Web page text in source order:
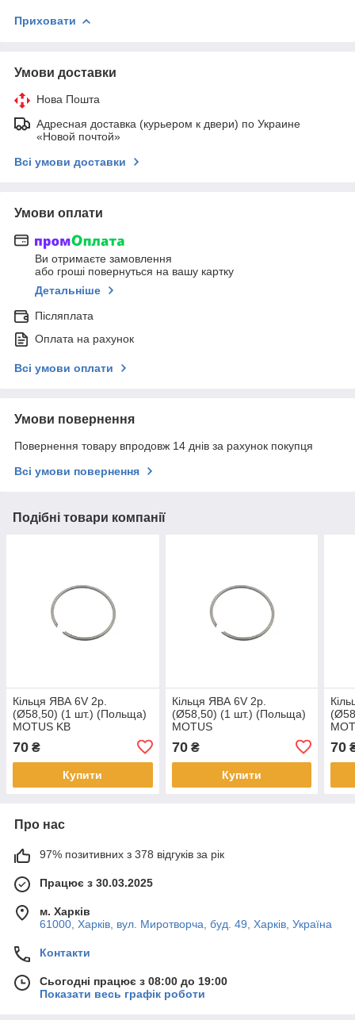
Приховати
Умови доставки
Нова Пошта
Адресная доставка (курьером к двери) по Украине
«Новой почтой»
Всі умови доставки
Умови оплати
Ви отримаєте замовлення
або гроші повернуться на вашу картку
Детальніше
Післяплата
Оплата на рахунок
Всі умови оплати
Умови повернення
Повернення товару впродовж 14 днів за рахунок покупця
Всі умови повернення
Подібні товари компанії
Кільця ЯВА 6V 2р.
(Ø58,50) (1 шт.) (Польща)
MOTUS KB
70 ₴
Купити
Кільця ЯВА 6V 2р.
(Ø58,50) (1 шт.) (Польща)
MOTUS
70₴
Купити
70
Про нас
97% позитивних з 378 відгуків за рік
Працює з 30.03.2025
м. Харків
61000, Харків, вул. Миротворча, буд. 49, Харків, Україна
Контакти
Сьогодні працює з 08:00 до 19:00
Показати весь графік роботи